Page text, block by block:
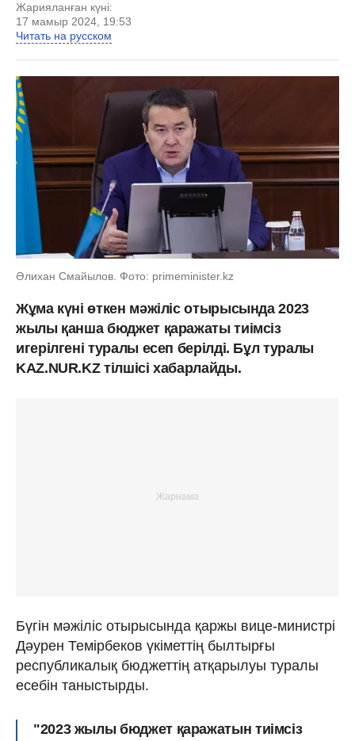
Жарияланған күні:
17 мамыр 2024, 19:53
Читать на русском
Әлихан Смайылов. Фото: primeminister.kz
Жұма күні өткен мәжіліс отырысында 2023
жылы қанша бюджет қаражаты тиімсіз
игерілгені туралы есеп берілді. Бұл туралы
KAZ.NUR.KZ тілшісі хабарлайды.
Бүгін мәжіліс отырысында қаржы вице-министрі
Дәурен Темірбеков үкіметтің былтырғы
республикалық бюджеттің атқарылуы туралы
есебін таныстырды.
"2023 жылы бюджет қаражатын тиімсіз